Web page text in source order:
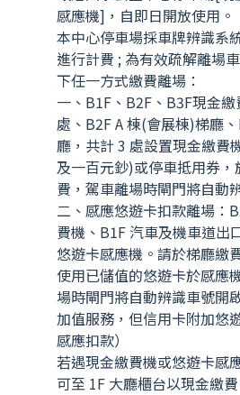
感應機]，自即日開放使用。
本中心停車場採車牌辨識系
進行計費 ; 為有效疏解離場
下任一方式繳費離場：
一、B1F、B2F、B3F現金
處、B2F A 棟(會展棟)梯廳
廳，共計 3 處設置現金繳費
及一百元鈔)或停車抵用券
費，駕車離場時閘門將自動
二、感應悠遊卡扣款離場：
費機、B1F 汽車及機車道出
悠遊卡感應機。請於梯廳繳
使用已儲值的悠遊卡於感應
場時閘門將自動辨識車號開
加值服務，但信用卡附加悠
感應扣款）
若遇現金繳費機或悠遊卡感
可至 1F 大廳櫃台以現金繳